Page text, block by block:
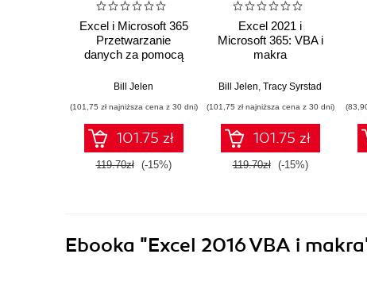
Excel i Microsoft 365
Przetwarzanie
danych za pomocą
Zawiera omówienie
Power Query i funkcji
Copilot
Bill Jelen
(101,75 zł najniższa cena z 30 dni)
101.75 zł
119.70zł (-15%)
Excel 2021 i
Microsoft 365: VBA i
makra
Bill Jelen Tracy Syrstad
(101,75 zł najniższa cena z 30 dni)
101.75 zł
119.70zł (-15%)
Ebooka "Excel 2016 VBA i